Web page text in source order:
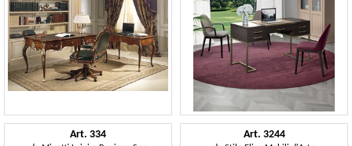
Art. 334 Art. 3244